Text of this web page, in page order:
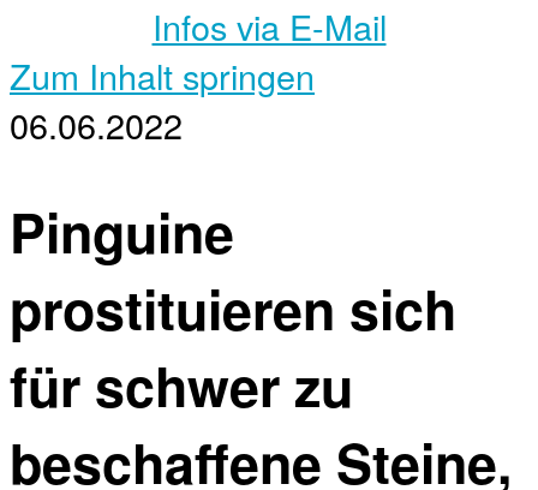
Infos via E-Mail
Zum Inhalt springen
06.06.2022
Pinguine
prostituieren sich
für schwer zu
beschaffene Steine,